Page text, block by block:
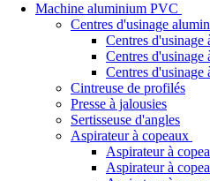
Machine aluminium PVC
Centres d'usinage
Centres
Centres
Centres
Cintreuse de profilés
Presse à jalousies
Sertisseuse d'angles
Aspirateur à copeaux
Aspirateur à
Aspirateur à